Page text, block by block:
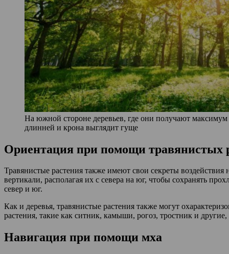
На южной стороне деревьев, где они получают максимум
длинней и крона выглядит гуще
Ориентация при помощи травянистых
Травянистые растения также имеют свои секреты
вертикали, располагая их с севера на юг, чтобы сохранять
север и юг.
Как и деревья, травянистые растения также могут
растения, такие как ситник, камыши, рогоз, тростник и
Навигация при помощи мха